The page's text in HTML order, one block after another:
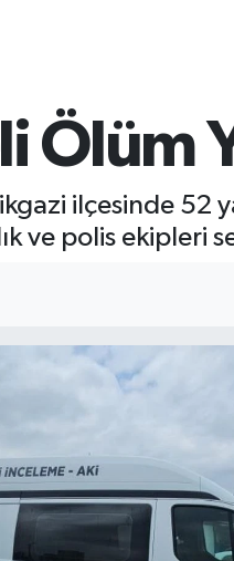
Ölüm
ilçesinde 52
ve polis ekipleri